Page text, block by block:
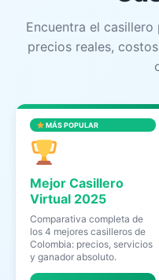
Encuentra el
precios reales,
MÁS POPULAR
Mejor Casillero
Virtual 2025
Comparativa completa de
los 4 mejores casilleros de
Colombia: precios, servicios
y ganador absoluto.